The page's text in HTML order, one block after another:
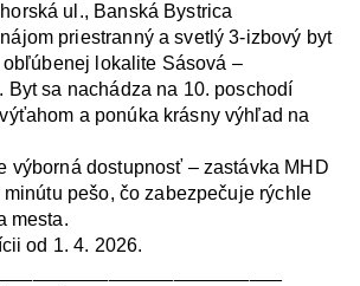
ul., Banská Bystrica
priestranný a svetlý 3-izbový byt
lokalite Sásová –
Byt sa nachádza na 10. poschodí
a ponúka krásny výhľad na
výborná dostupnosť – zastávka MHD
pešo, čo zabezpečuje rýchle
mesta.
od 1. 4. 2026.